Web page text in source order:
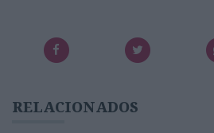
RELACIONADOS